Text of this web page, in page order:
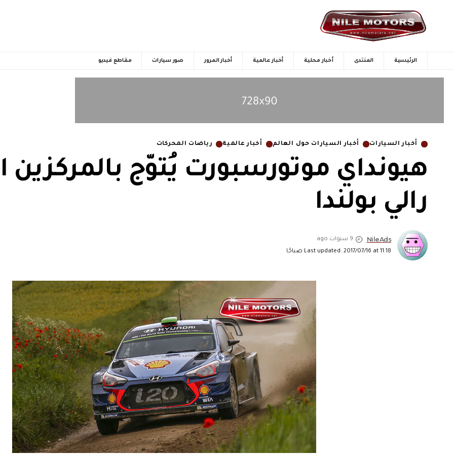
الرئيسية المنتدى أخبار محلية أخبار عالمية أخبار المرور صور سيارات مقاطع فيديو
أخبار السيارات أخبار السيارات حول العالم أخبار عالمية رياضات المحركات
هيونداي موتورسبورت يُتوّج بالمركزين
رالي بولندا
Last updated: 2017/07/16 at 11:18 صباحًا
NileAds 9 سنوات ago